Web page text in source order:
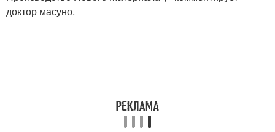
доктор масуно.